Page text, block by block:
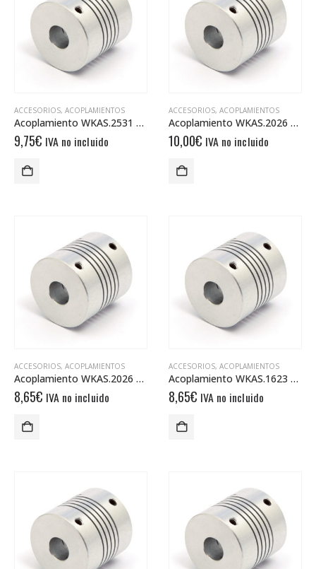
ACCESORIOS, ACOPLAMIENTOS
Acoplamiento WKAS.2531 8/8
9,75€ IVA no incluido
ACCESORIOS, ACOPLAMIENTOS
Acoplamiento WKAS.2026 8/8 – Pack de 10 unidades
10,00€ IVA no incluido
ACCESORIOS, ACOPLAMIENTOS
Acoplamiento WKAS.2026 6/8
8,65€ IVA no incluido
ACCESORIOS, ACOPLAMIENTOS
Acoplamiento WKAS.1623 6/6
8,65€ IVA no incluido